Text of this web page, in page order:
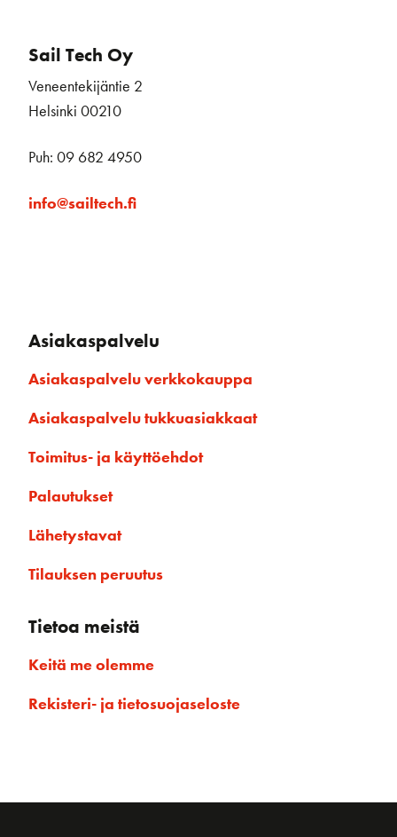
Sail Tech Oy
Veneentekijäntie 2
Helsinki 00210
Puh: 09 682 4950
info@sailtech.fi
Asiakaspalvelu
Asiakaspalvelu verkkokauppa
Asiakaspalvelu tukkuasiakkaat
Toimitus- ja käyttöehdot
Palautukset
Lähetystavat
Tilauksen peruutus
Tietoa meistä
Keitä me olemme
Rekisteri- ja tietosuojaseloste